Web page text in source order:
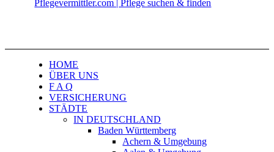
HOME
ÜBER UNS
F A Q
VERSICHERUNG
STÄDTE
IN DEUTSCHLAND
Baden Württemberg
Achern & Umgebung